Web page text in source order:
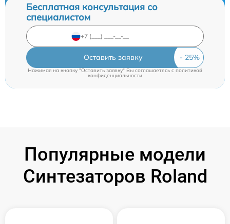
Бесплатная консультация со
специалистом
Оставить заявку
Нажимая на кнопку "Оставить заявку" Вы соглашаетесь cполитикой
конфиденциальности
Популярные модели
Синтезаторов Roland